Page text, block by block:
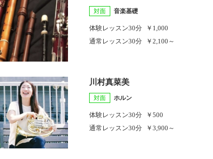
対面 音楽基礎
体験レッスン30分
￥1,000
通常レッスン30分 ￥2,100～
川村真菜美
対面 ホルン
体験レッスン30分
￥500
通常レッスン30分 ￥3,900～